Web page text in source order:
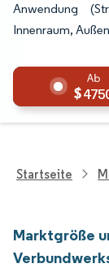
Anwendung
Innenraum,
Startseite
Marktgröße